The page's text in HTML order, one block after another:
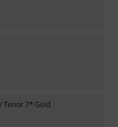
Tenor 7* Gold